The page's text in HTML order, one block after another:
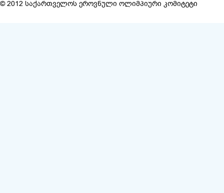
© 2012 საქართველოს ეროვნული ოლიმპიური კომიტეტი